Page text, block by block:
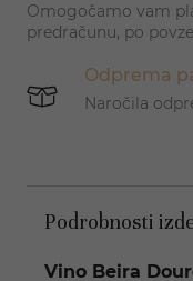
Omogočamo vam
predračunu, po
Odprema
Naročila
Podrobnosti
Vino Beira